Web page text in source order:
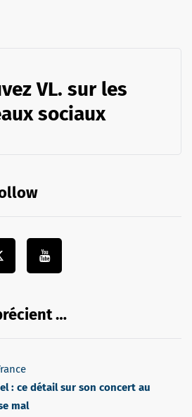
VL. sur les
sociaux
…
: ce détail sur son concert au
mal